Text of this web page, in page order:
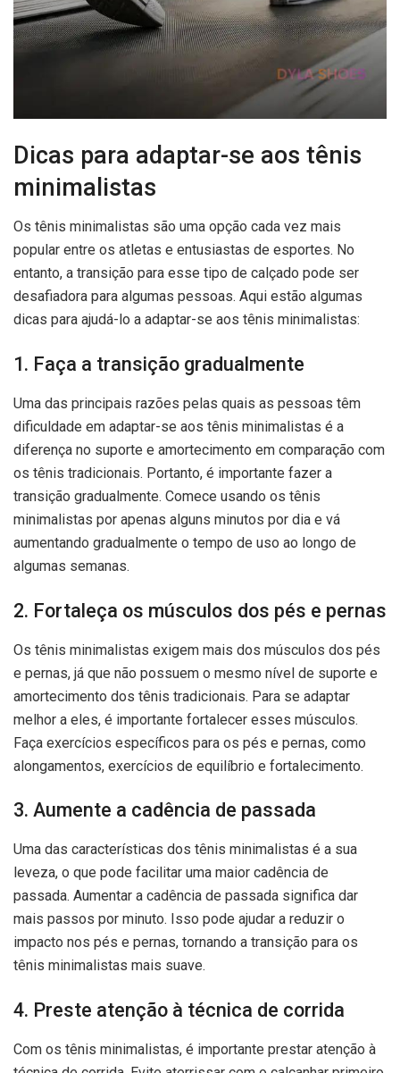
Dicas para adaptar-se aos tênis
minimalistas
Os tênis minimalistas são uma opção cada vez mais
popular entre os atletas e entusiastas de esportes. No
entanto, a transição para esse tipo de calçado pode ser
desafiadora para algumas pessoas. Aqui estão algumas
dicas para ajudá-lo a adaptar-se aos tênis minimalistas:
1. Faça a transição gradualmente
Uma das principais razões pelas quais as pessoas têm
dificuldade em adaptar-se aos tênis minimalistas é a
diferença no suporte e amortecimento em comparação com
os tênis tradicionais. Portanto, é importante fazer a
transição gradualmente. Comece usando os tênis
minimalistas por apenas alguns minutos por dia e vá
aumentando gradualmente o tempo de uso ao longo de
algumas semanas.
2. Fortaleça os músculos dos pés e pernas
Os tênis minimalistas exigem mais dos músculos dos pés
e pernas, já que não possuem o mesmo nível de suporte e
amortecimento dos tênis tradicionais. Para se adaptar
melhor a eles, é importante fortalecer esses músculos.
Faça exercícios específicos para os pés e pernas, como
alongamentos, exercícios de equilíbrio e fortalecimento.
3. Aumente a cadência de passada
Uma das características dos tênis minimalistas é a sua
leveza, o que pode facilitar uma maior cadência de
passada. Aumentar a cadência de passada significa dar
mais passos por minuto. Isso pode ajudar a reduzir o
impacto nos pés e pernas, tornando a transição para os
tênis minimalistas mais suave.
4. Preste atenção à técnica de corrida
Com os tênis minimalistas, é importante prestar atenção à